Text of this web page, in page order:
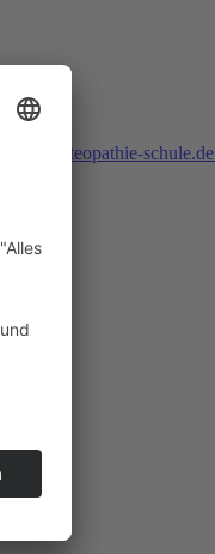
osd@osteopathie-schule.de